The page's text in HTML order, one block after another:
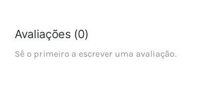
Avaliações (0)
Sê o primeiro a escrever uma avaliação.